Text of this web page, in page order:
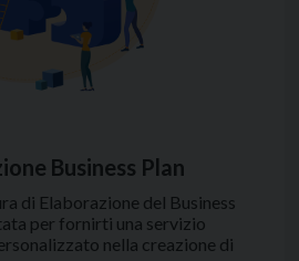
Business Plan
di Elaborazione del Business
per fornirti una servizio
nella creazione di